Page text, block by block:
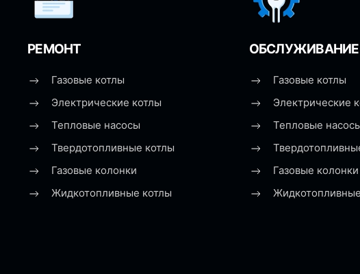
РЕМОНТ
Газовые котлы
Электрические котлы
Тепловые насосы
Твердотопливные котлы
Газовые колонки
Жидкотопливные котлы
ОБСЛУЖИВАНИЕ
Газовые котлы
Электрические
Тепловые
Газовые колонки